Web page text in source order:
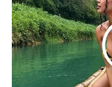
WAHANA
PERSONA
WAHANA
OTOMOTIF